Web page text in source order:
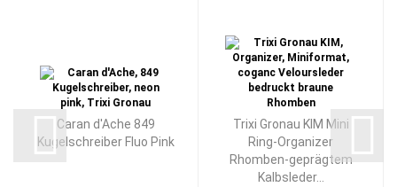
Caran d'Ache 849
Kugelschreiber Fluo Pink
Trixi Gronau KIM Mini
Ring-Organizer
Rhomben-geprägtem
Kalbsleder...